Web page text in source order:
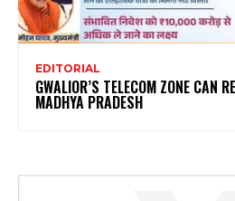
EDITORIAL
GWALIOR’S TELECOM ZONE CAN
MADHYA PRADESH